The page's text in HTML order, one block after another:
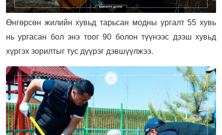
Өнгөрсөн жилийн хувьд тарьсан модны ургалт 55 хувь
нь ургасан бол энэ тоог 90 болон түүнээс дээш хувьд
хүргэх зорилтыг тус дүүрэг дэвшүүлжээ.